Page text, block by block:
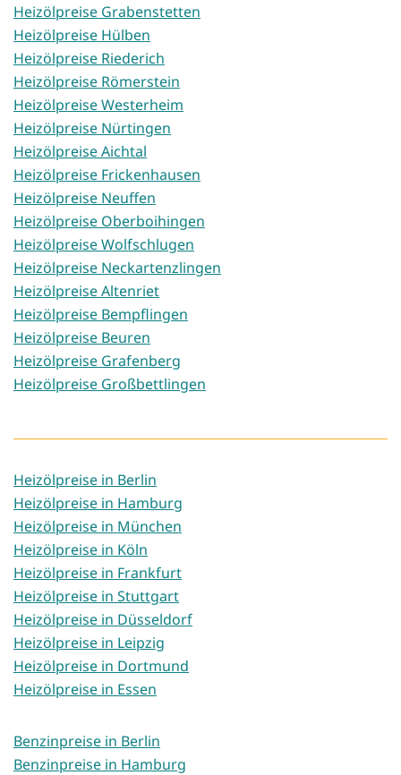
Heizölpreise Grabenstetten
Heizölpreise Hülben
Heizölpreise Riederich
Heizölpreise Römerstein
Heizölpreise Westerheim
Heizölpreise Nürtingen
Heizölpreise Aichtal
Heizölpreise Frickenhausen
Heizölpreise Neuffen
Heizölpreise Oberboihingen
Heizölpreise Wolfschlugen
Heizölpreise Neckartenzlingen
Heizölpreise Altenriet
Heizölpreise Bempflingen
Heizölpreise Beuren
Heizölpreise Grafenberg
Heizölpreise Großbettlingen
Heizölpreise in Berlin
Heizölpreise in Hamburg
Heizölpreise in München
Heizölpreise in Köln
Heizölpreise in Frankfurt
Heizölpreise in Stuttgart
Heizölpreise in Düsseldorf
Heizölpreise in Leipzig
Heizölpreise in Dortmund
Heizölpreise in Essen
Benzinpreise in Berlin
Benzinpreise in Hamburg